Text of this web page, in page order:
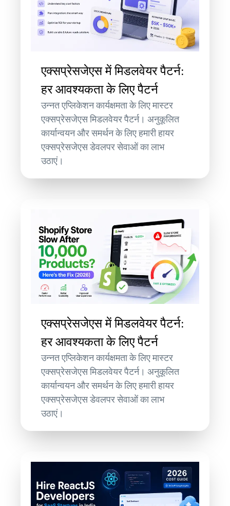
एक्सप्रेसजेएस में मिडलवेयर पैटर्न:
हर आवश्यकता के लिए पैटर्न
उन्नत एप्लिकेशन कार्यक्षमता के लिए मास्टर
एक्सप्रेसजेएस मिडलवेयर पैटर्न। अनुकूलित
कार्यान्वयन और समर्थन के लिए हमारी हायर
एक्सप्रेसजेएस डेवलपर सेवाओं का लाभ
उठाएं।
एक्सप्रेसजेएस में मिडलवेयर पैटर्न:
हर आवश्यकता के लिए पैटर्न
उन्नत एप्लिकेशन कार्यक्षमता के लिए मास्टर
एक्सप्रेसजेएस मिडलवेयर पैटर्न। अनुकूलित
कार्यान्वयन और समर्थन के लिए हमारी हायर
एक्सप्रेसजेएस डेवलपर सेवाओं का लाभ
उठाएं।